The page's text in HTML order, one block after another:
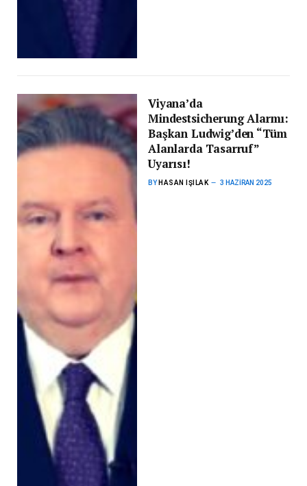
Viyana’da
Mindestsicherung Alarmı:
Başkan Ludwig’den “Tüm
Alanlarda Tasarruf”
Uyarısı!
BY HASAN IŞILAK 3 HAZIRAN 2025